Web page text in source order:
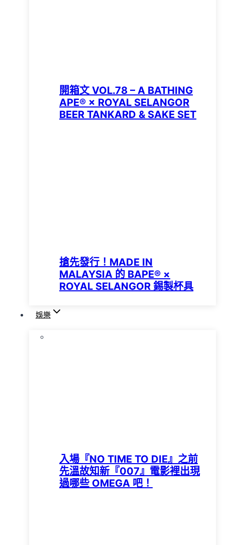
開箱文 VOL.78 – A BATHING
APE®︎ × ROYAL SELANGOR
BEER TANKARD & SAKE SET
搶先發行！MADE IN
MALAYSIA 的 BAPE® ×
ROYAL SELANGOR 錫製杯具
娛樂
入場『NO TIME TO DIE』之前
先溫故知新『007』電影裡出現
過哪些 OMEGA 吧！